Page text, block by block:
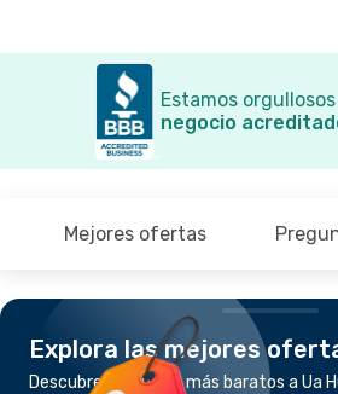
Estamos
negocio
Mejores ofertas
Explora las mejores
Descubre los vuelos más baratos a Ua